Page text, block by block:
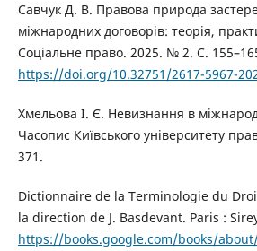
Савчук Д. В. Правова природа
міжнародних договорів: теорія,
Соціальне право. 2025. № 2. С.
https://doi.org/10.32751/2617-5967-
Хмельова І. Є. Невизнання в
Часопис Київського університету
371.
Dictionnaire de la Terminologie du
la direction de J. Basdevant. Paris :
https://books.google.com/books/